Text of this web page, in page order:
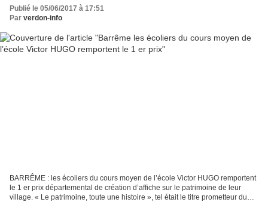
Publié le 05/06/2017 à 17:51
Par verdon-info
BARRÊME : les écoliers du cours moyen de l’école Victor HUGO remportent
le 1 er prix départemental de création d’affiche sur le patrimoine de leur
village. « Le patrimoine, toute une histoire », tel était le titre prometteur du